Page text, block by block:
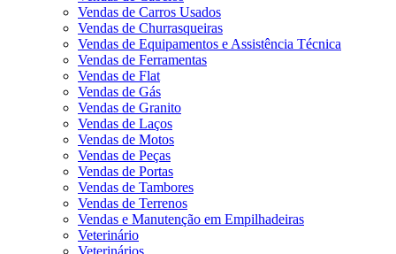
Vendas de Carros Usados
Vendas de Churrasqueiras
Vendas de Equipamentos e Assistência Técnica
Vendas de Ferramentas
Vendas de Flat
Vendas de Gás
Vendas de Granito
Vendas de Laços
Vendas de Motos
Vendas de Peças
Vendas de Portas
Vendas de Tambores
Vendas de Terrenos
Vendas e Manutenção em Empilhadeiras
Veterinário
Veterinários